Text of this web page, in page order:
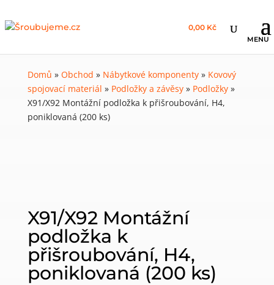
0,00 Kč
Domů » Obchod » Nábytkové komponenty» Kovový
spojovací materiál » Podložky a závěsy» Podložky»
X91/X92 Montážní podložka k přišroubování, H4,
poniklovaná (200 ks)
X91/X92 Montážní
podložka k
přišroubování, H4,
poniklovaná (200 ks)